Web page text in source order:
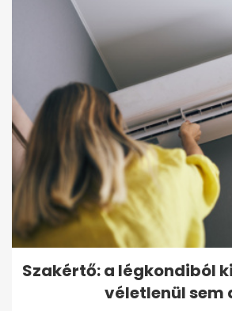
Szakértő: a légkondiból
véletlenül sem